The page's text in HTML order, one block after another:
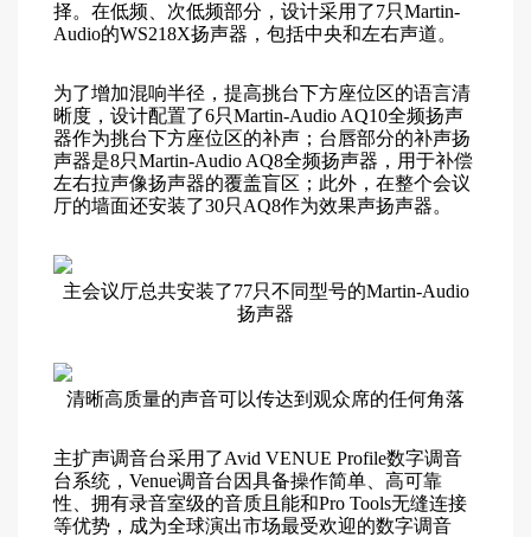
择。在低频、次低频部分，设计采用了7只Martin-
Audio的WS218X扬声器，包括中央和左右声道。
为了增加混响半径，提高挑台下方座位区的语言清
晰度，设计配置了6只Martin-Audio AQ10全频扬声
器作为挑台下方座位区的补声；台唇部分的补声扬
声器是8只Martin-Audio AQ8全频扬声器，用于补偿
左右拉声像扬声器的覆盖盲区；此外，在整个会议
厅的墙面还安装了30只AQ8作为效果声扬声器。
主会议厅总共安装了77只不同型号的Martin-Audio
扬声器
清晰高质量的声音可以传达到观众席的任何角落
主扩声调音台采用了Avid VENUE Profile数字调音
台系统，Venue调音台因具备操作简单、高可靠
性、拥有录音室级的音质且能和Pro Tools无缝连接
等优势，成为全球演出市场最受欢迎的数字调音